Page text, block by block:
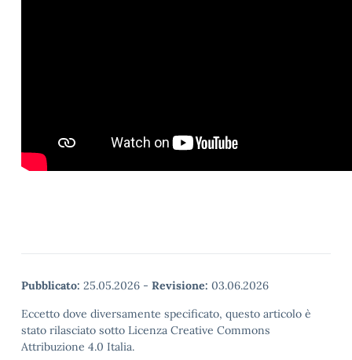
Pubblicato: 25.05.2026 - Revisione: 03.06.2026
Eccetto dove diversamente specificato, questo articolo è
stato rilasciato sotto Licenza Creative Commons
Attribuzione 4.0 Italia.